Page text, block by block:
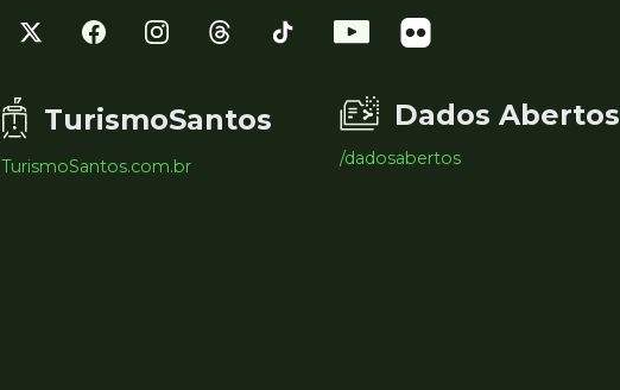
TurismoSantos
TurismoSantos.com.br
Dados Abertos
/dadosabertos